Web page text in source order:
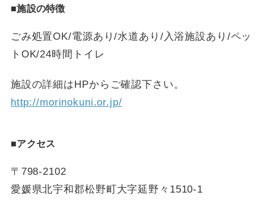
■施設の特徴
ごみ処置OK/電源あり/水道あり/入浴施設あり/ペッ
トOK/24時間トイレ
施設の詳細はHPからご確認下さい。
http://morinokuni.or.jp/
■アクセス
〒798-2102
愛媛県北宇和郡松野町大字延野々1510-1